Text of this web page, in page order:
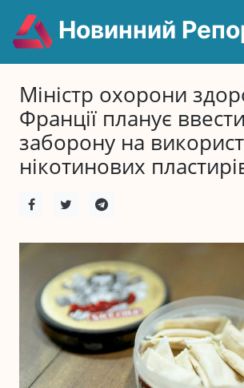
Новинний
Міністр охорони
Франції планує ввести
заборону на
нікотинових